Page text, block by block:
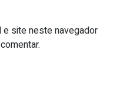
e site neste navegador